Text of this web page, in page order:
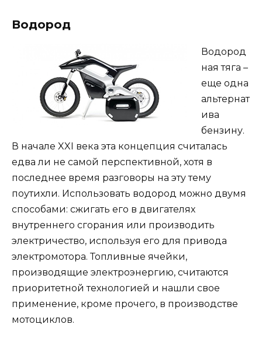
Водород
Водород
ная тяга –
еще одна
альтернат
ива
бензину.
В начале XXI века эта концепция считалась
едва ли не самой перспективной, хотя в
последнее время разговоры на эту тему
поутихли. Использовать водород можно двумя
способами: сжигать его в двигателях
внутреннего сгорания или производить
электричество, используя его для привода
электромотора. Топливные ячейки,
производящие электроэнергию, считаются
приоритетной технологией и нашли свое
применение, кроме прочего, в производстве
мотоциклов.